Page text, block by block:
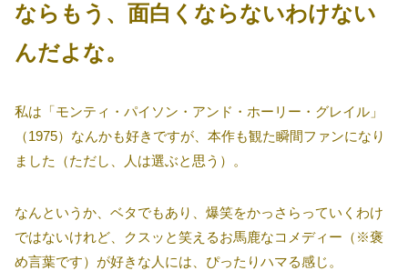
ならもう、面白くならないわけない
んだよな。
私は「モンティ・パイソン・アンド・ホーリー・グレイル」
（1975）なんかも好きですが、本作も観た瞬間ファンになり
ました（ただし、人は選ぶと思う）。
なんというか、ベタでもあり、爆笑をかっさらっていくわけ
ではないけれど、クスッと笑えるお馬鹿なコメディー（※褒
め言葉です）が好きな人には、ぴったりハマる感じ。